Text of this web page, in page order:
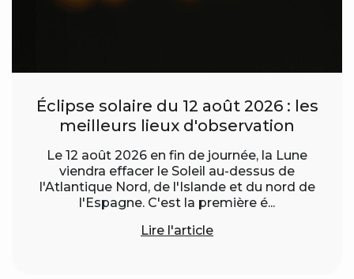
Éclipse solaire du 12 août 2026 : les
meilleurs lieux d'observation
Le 12 août 2026 en fin de journée, la Lune
viendra effacer le Soleil au-dessus de
l'Atlantique Nord, de l'Islande et du nord de
l'Espagne. C'est la première é...
Lire l'article